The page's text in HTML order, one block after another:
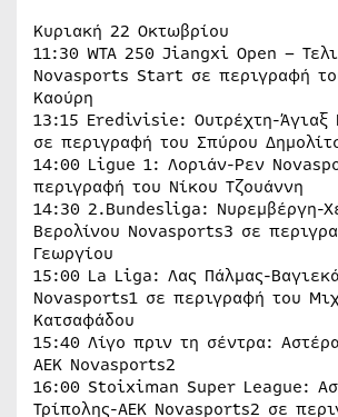
Κυριακή 22 Οκτωβρίου
11:30 WTA 250 Jiangxi Open –
Novasports Start σε περιγραφή
Καούρη
13:15 Eredivisie: Ουτρέχτη-Άγιαξ
σε περιγραφή του Σπύρου
14:00 Ligue 1: Λοριάν-Ρεν
περιγραφή του Νίκου Τζουάννη
14:30 2.Bundesliga: Νυρεμβέργη-
Βερολίνου Novasports3 σε
Γεωργίου
15:00 La Liga: Λας Πάλμας-
Novasports1 σε περιγραφή του
Κατσαφάδου
15:40 Λίγο πριν τη σέντρα:
ΑΕΚ Novasports2
16:00 Stoiximan Super League:
Τρίπολης-ΑΕΚ Novasports2 σε